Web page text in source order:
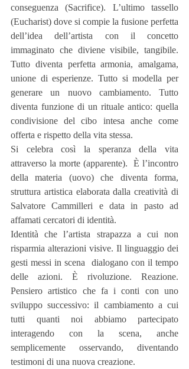
conseguenza (Sacrifice). L’ultimo tassello
(Eucharist) dove si compie la fusione perfetta
dell’idea dell’artista con il concetto
immaginato che diviene visibile, tangibile.
Tutto diventa perfetta armonia, amalgama,
unione di esperienze. Tutto si modella per
generare un nuovo cambiamento. Tutto
diventa funzione di un rituale antico: quella
condivisione del cibo intesa anche come
offerta e rispetto della vita stessa.
Si celebra così la speranza della vita
attraverso la morte (apparente).  È l’incontro
della materia (uovo) che diventa forma,
struttura artistica elaborata dalla creatività di
Salvatore Cammilleri e data in pasto ad
affamati cercatori di identità.
Identità che l’artista strapazza a cui non
risparmia alterazioni visive. Il linguaggio dei
gesti messi in scena  dialogano con il tempo
delle azioni. È rivoluzione. Reazione.
Pensiero artistico che fa i conti con uno
sviluppo successivo: il cambiamento a cui
tutti quanti noi abbiamo partecipato
interagendo con la scena, anche
semplicemente osservando, diventando
testimoni di una nuova creazione.